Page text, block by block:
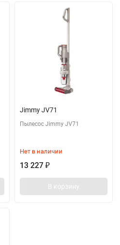
Jimmy JV71
Пылесос Jimmy JV71
Нет в наличии
13 227 ₽
В корзину